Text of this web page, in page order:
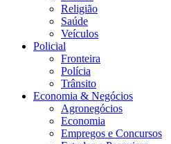
Religião
Saúde
Veículos
Policial
Fronteira
Polícia
Trânsito
Economia & Negócios
Agronegócios
Economia
Empregos e Concursos